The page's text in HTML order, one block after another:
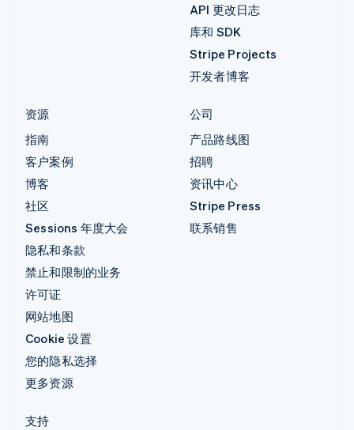
API 更改日志
库和 SDK
Stripe Projects
开发者博客
资源
指南
客户案例
博客
社区
Sessions 年度大会
隐私和条款
禁止和限制的业务
许可证
网站地图
Cookie 设置
您的隐私选择
更多资源
公司
产品路线图
招聘
资讯中心
Stripe Press
联系销售
支持